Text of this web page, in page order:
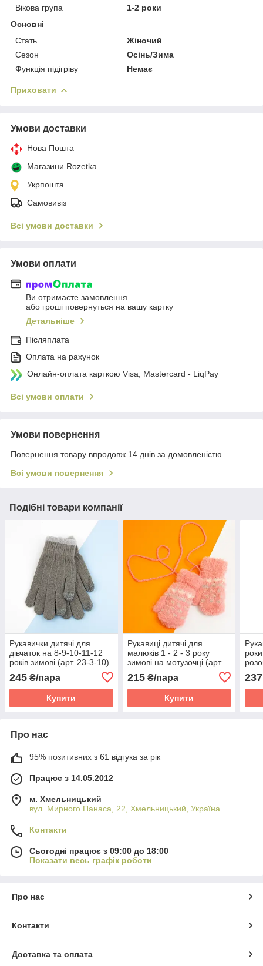
Вікова група
1-2 роки
Основні
Стать
Жіночий
Сезон
Осінь/Зима
Функція підігріву
Немає
Приховати
Умови доставки
Нова Пошта
Магазини Rozetka
Укрпошта
Самовивіз
Всі умови доставки
Умови оплати
Ви отримаєте замовлення
або гроші повернуться на вашу картку
Детальніше
Післяплата
Оплата на рахунок
Онлайн-оплата карткою Visa, Mastercard - LiqPay
Всі умови оплати
Умови повернення
Повернення товару впродовж 14 днів за домовленістю
Всі умови повернення
Подібні товари компанії
Рукавички дитячі для
дівчаток на 8-9-10-11-12
років зимові (арт. 23-3-10)
245 ₴/пара
Купити
Рукавиці дитячі для
малюків 1 - 2 - 3 року
зимові на мотузочці (арт.
215₴/пара
Купити
237
Про нас
95% позитивних з 61 відгука за рік
Працює з 14.05.2012
м. Хмельницький
вул. Мирного Панаса, 22, Хмельницький, Україна
Контакти
Сьогодні працює з 09:00 до 18:00
Показати весь графік роботи
Про нас
Контакти
Доставка та оплата